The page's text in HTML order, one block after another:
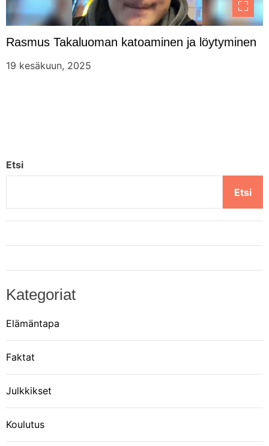
Rasmus Takaluoman katoaminen ja löytyminen
19 kesäkuun, 2025
Etsi
Etsi
Kategoriat
Elämäntapa
Faktat
Julkkikset
Koulutus